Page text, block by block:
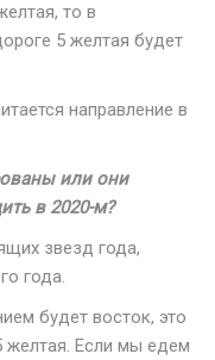
то в
5 желтая будет
направление в
или они
в 2020-м?
звезд года,
года.
будет восток, это
желтая. Если мы едем